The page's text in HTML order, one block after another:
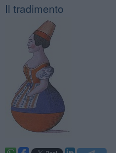
Il tradimento